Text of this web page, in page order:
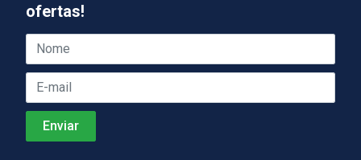
ofertas!